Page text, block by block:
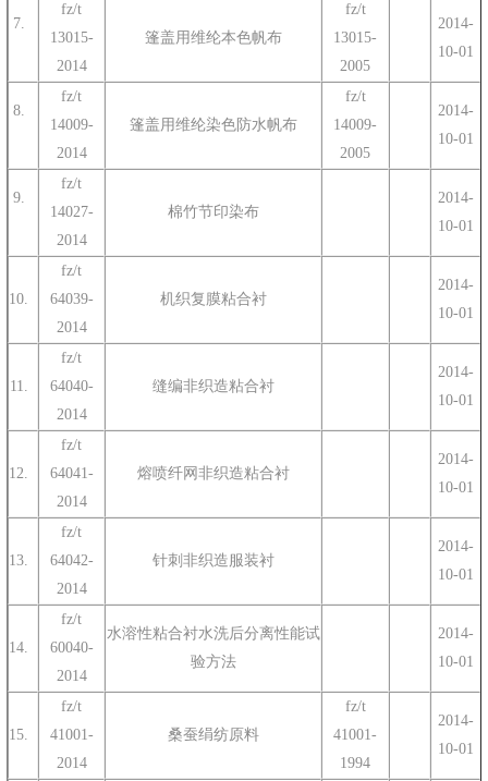
7.
fz/t
13015-
2014
篷盖用维纶本色帆布
fz/t
13015-
2005
2014-
10-01
8.
fz/t
14009-
2014
篷盖用维纶染色防水帆布
fz/t
14009-
2005
2014-
10-01
9.
fz/t
14027-
2014
棉竹节印染布
2014-
10-01
10.
fz/t
64039-
2014
机织复膜粘合衬
2014-
10-01
11.
fz/t
64040-
2014
缝编非织造粘合衬
2014-
10-01
12.
fz/t
64041-
2014
熔喷纤网非织造粘合衬
2014-
10-01
13.
fz/t
64042-
2014
针刺非织造服装衬
2014-
10-01
14.
fz/t
60040-
2014
水溶性粘合衬水洗后分离性能试
验方法
2014-
10-01
15.
fz/t
41001-
2014
桑蚕绢纺原料
fz/t
41001-
1994
2014-
10-01